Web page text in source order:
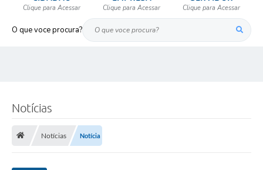
O que voce procura?
Notícias
Notícias Notícia